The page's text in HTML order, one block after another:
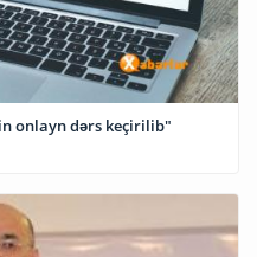
onlayn dərs keçirilib"